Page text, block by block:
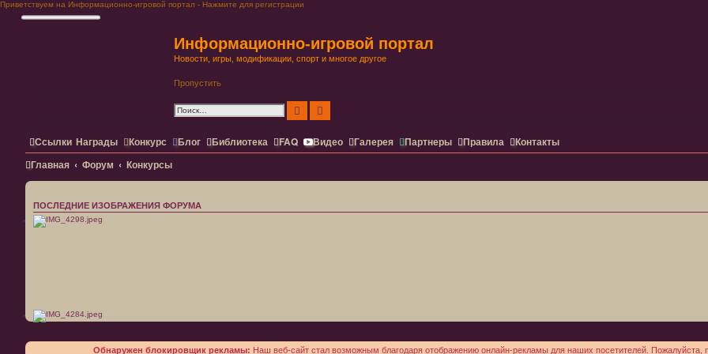
Приветствуем на Информационно-игровой портал - Нажмите для регистрации
Информационно-игровой портал
Новости, игры, модификации, спорт и многое другое
Пропустить
Поиск
Ссылки Награды Конкурс Блог Библиотека FAQ Видео Галерея Партнеры Правила Контакты
Главная
Форум Конкурсы
ПОСЛЕДНИЕ ИЗОБРАЖЕНИЯ ФОРУМА
Обнаружен блокировщик рекламы: Наш веб-сайт стал возможным благодаря отображению онлайн-рекламы для наших посетителей. Пожалуйста,